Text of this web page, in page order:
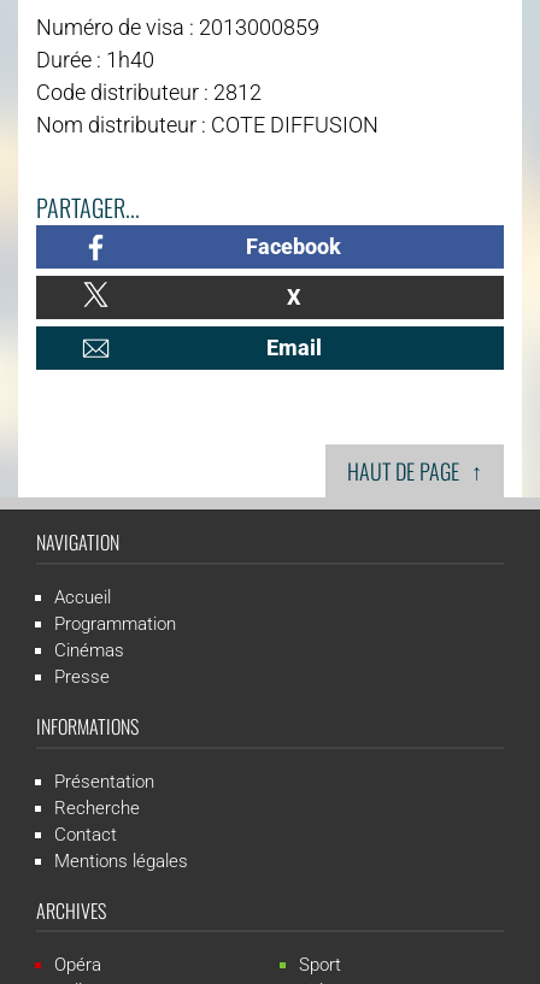
Numéro de visa : 2013000859
Durée : 1h40
Code distributeur : 2812
Nom distributeur : COTE DIFFUSION
PARTAGER...
Facebook
X
Email
HAUT DE PAGE ↑
NAVIGATION
Accueil
Programmation
Cinémas
Presse
INFORMATIONS
Présentation
Recherche
Contact
Mentions légales
ARCHIVES
Opéra
Sport